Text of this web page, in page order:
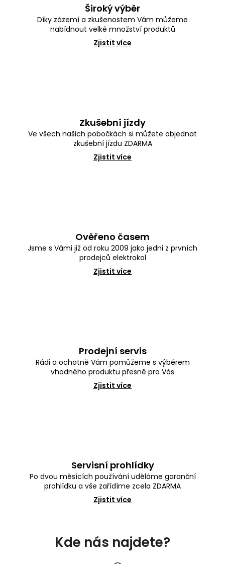
y
v
ý
p
Široký výběr
Díky zázemí a zkušenostem Vám můžeme
nabídnout velké množství produktů
Zjistit více
Zkušební jízdy
Ve všech našich pobočkách si můžete objednat
zkušební jízdu ZDARMA
Zjistit více
Ověřeno časem
Jsme s Vámi již od roku 2009 jako jedni z prvních
prodejců elektrokol
Zjistit více
Prodejní servis
Rádi a ochotně Vám pomůžeme s výběrem
vhodného produktu přesně pro Vás
Zjistit více
Servisní prohlídky
Po dvou měsících používání uděláme garanční
prohlídku a vše zařídíme zcela ZDARMA
Zjistit více
Kde nás najdete?